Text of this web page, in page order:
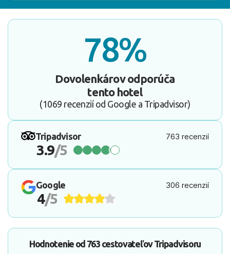
78%
Dovolenkárov odporúča
tento hotel
(1069 recenzií od Google a Tripadvisor)
Tripadvisor 763 recenzií
3.9/5
Google 306 recenzií
4/5
Hodnotenie od 763 cestovateľovTripadvisoru